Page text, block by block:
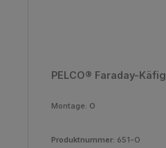
PELCO® Faraday-Käfig
Montage: O
Produktnummer: 651-O